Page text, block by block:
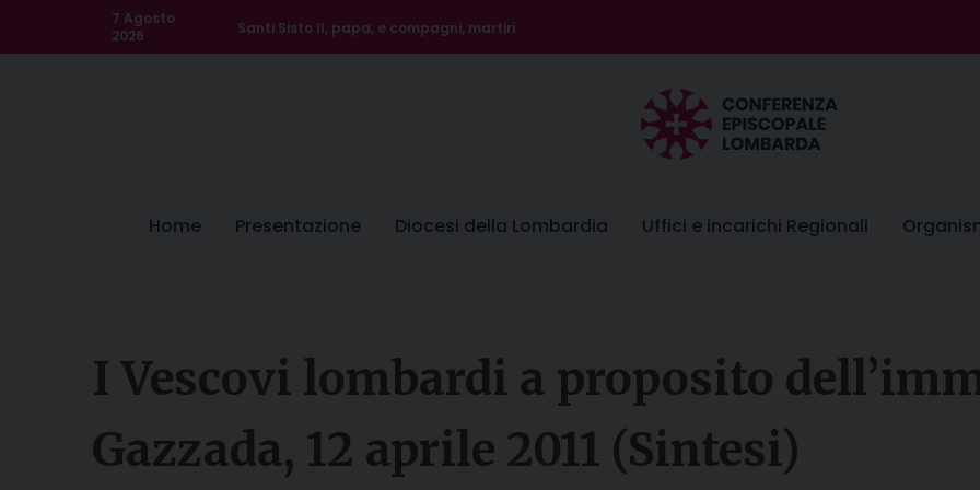
7 Agosto
2026
Santi Sisto II, papa, e compagni, martiri
Home Presentazione Diocesi della Lombardia Uffici e incarichi Regionali
I Vescovi lombardi a proposito
Gazzada, 12 aprile 2011 (Sintesi)